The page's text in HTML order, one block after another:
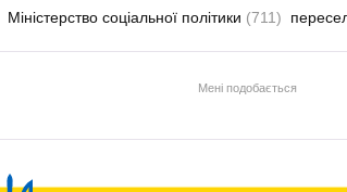
Міністерство соціальної політики (711)
Мені подобається